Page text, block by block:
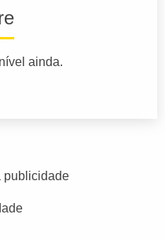
ainda.
publicidade